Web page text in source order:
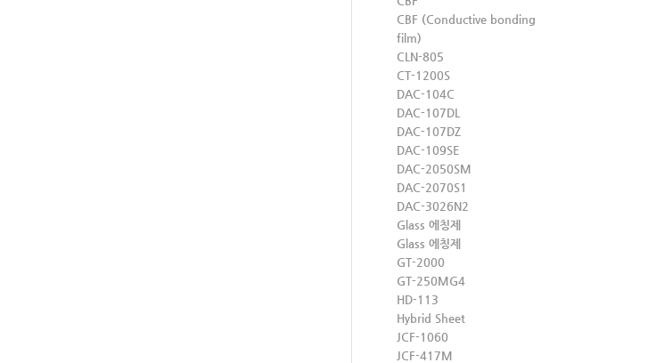
CBF (Conductive bonding
film)
CLN-805
CT-1200S
DAC-104C
DAC-107DL
DAC-107DZ
DAC-109SE
DAC-2050SM
DAC-2070S1
DAC-3026N2
Glass 에칭제
Glass 에칭제
GT-2000
GT-250MG4
HD-113
Hybrid Sheet
JCF-1060
JCF-417M